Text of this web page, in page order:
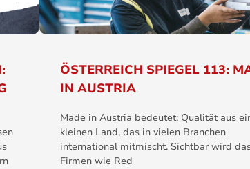
ÖSTERREICH SPIEGEL 113:
IN AUSTRIA
Made in Austria bedeutet: Qualität aus
kleinen Land, das in vielen Branchen
international mitmischt. Sichtbar wird
Firmen wie Red